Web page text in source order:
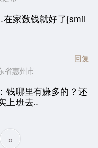
家数钱就好了{smil
省惠州市
回复
钱哪里有嫌多的？还
上班去..
»